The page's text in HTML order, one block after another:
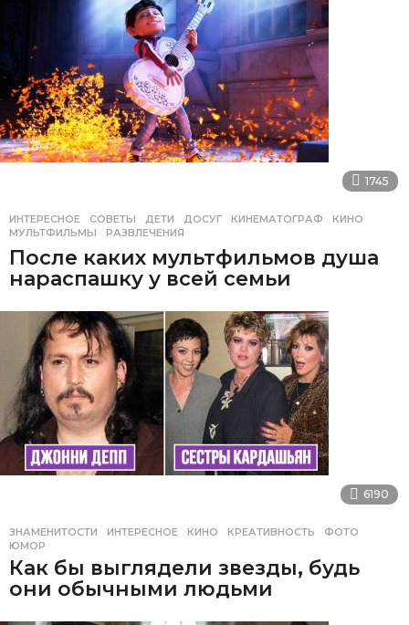
1745
ИНТЕРЕСНОЕ ,СОВЕТЫ ДЕТИ ,ДОСУГ ,КИНЕМАТОГРАФ ,КИНО
МУЛЬТФИЛЬМЫ
,РАЗВЛЕЧЕНИЯ
После каких мультфильмов душа
нараспашку у всей семьи
6190
ЗНАМЕНИТОСТИ ,ИНТЕРЕСНОЕ КИНО ,КРЕАТИВНОСТЬ ,ФОТО
ЮМОР
Как бы выглядели звезды, будь
они обычными людьми